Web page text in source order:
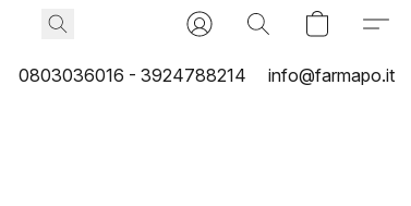
0803036016 - 3924788214 info@farmapo.it